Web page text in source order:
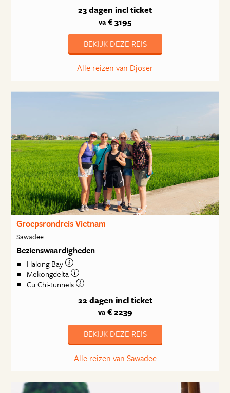
23 dagen incl ticket
va € 3195
BEKIJK DEZE REIS
Alle reizen van Djoser
Groepsrondreis Vietnam
Sawadee
Bezienswaardigheden
Halong Bay
Mekongdelta
Cu Chi-tunnels
22 dagen incl ticket
va€ 2239
BEKIJK DEZE REIS
Alle reizen van Sawadee